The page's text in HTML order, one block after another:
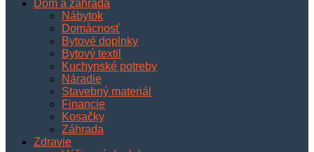
Dom a záhrada
Nábytok
Domácnosť
Bytové doplnky
Bytový textil
Kuchynské potreby
Náradie
Stavebný materiál
Financie
Kosačky
Záhrada
Zdravie